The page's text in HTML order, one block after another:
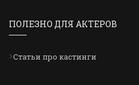
ПОЛЕЗНО ДЛЯ АКТЕРОВ
Статьи про кастинги